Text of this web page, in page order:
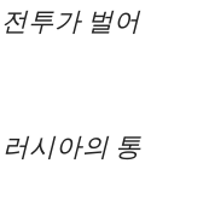
투가 벌어
시아의 통